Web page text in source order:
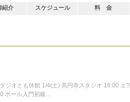
紹介 スケジュール 料 金
16:00 エアリアルフィ
ポール入門初級...